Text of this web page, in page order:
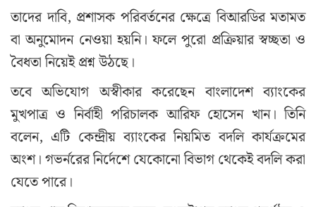
তাদের দাবি, প্রশাসক পরিবর্তনের ক্ষেত্রে বিআরডির মতামত
বা অনুমোদন নেওয়া হয়নি। ফলে পুরো প্রক্রিয়ার স্বচ্ছতা ও
বৈধতা নিয়েই প্রশ্ন উঠছে।
তবে অভিযোগ অস্বীকার করেছেন বাংলাদেশ ব্যাংকের
মুখপাত্র ও নির্বাহী পরিচালক আরিফ হোসেন খান। তিনি
বলেন, এটি কেন্দ্রীয় ব্যাংকের নিয়মিত বদলি কার্যক্রমের
অংশ। গভর্নরের নির্দেশে যেকোনো বিভাগ থেকেই বদলি করা
যেতে পারে।